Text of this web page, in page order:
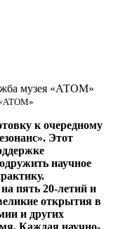
«АТОМ»
к очередному
Этот
научное
пять 20-летий и
открытия в
и других
Каждая научно-